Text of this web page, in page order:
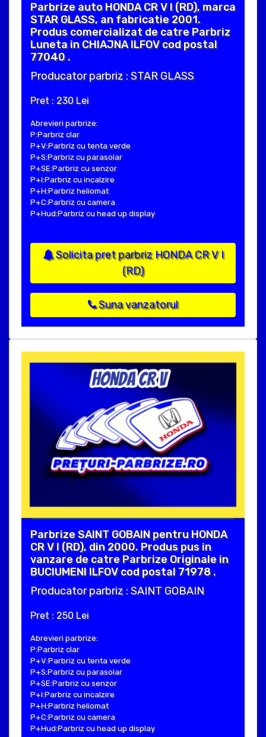
Parbrize auto HONDA CR V I (RD), marca
STAR GLASS, an fabricatie 2001.
Produs comercializat de catre Parbriz
Luneta in CHIAJNA ILFOV cod postal
77040 .
Producator parbriz : STAR GLASS
Pret : 230 Lei
Abrevieri parbrize:
P:Parbriz clar
P+V:Parbriz cu tenta verde
P+S:Parbriz cu parasolar
P+SE:Parbriz cu senzor
P+I:Parbriz cu incalzire
P+H:Parbriz heliomat
P+C:Parbriz cu camera
P+Hud:Parbriz cu head up display
Solicita pret parbriz HONDA CR V I
(RD)
Suna vanzatorul
Parbrize SAINT GOBAIN pentru HONDA
CR V I (RD), din 2000. Produs pus in
vanzare de catre Parbrize Originale in
BUCIUMENI ILFOV cod postal 71978 .
Producator parbriz : SAINT GOBAIN
Pret : 250 Lei
Abrevieri parbrize:
P:Parbriz clar
P+V:Parbriz cu tenta verde
P+S:Parbriz cu parasolar
P+SE:Parbriz cu senzor
P+I:Parbriz cu incalzire
P+H:Parbriz heliomat
P+C:Parbriz cu camera
P+Hud:Parbriz cu head up display